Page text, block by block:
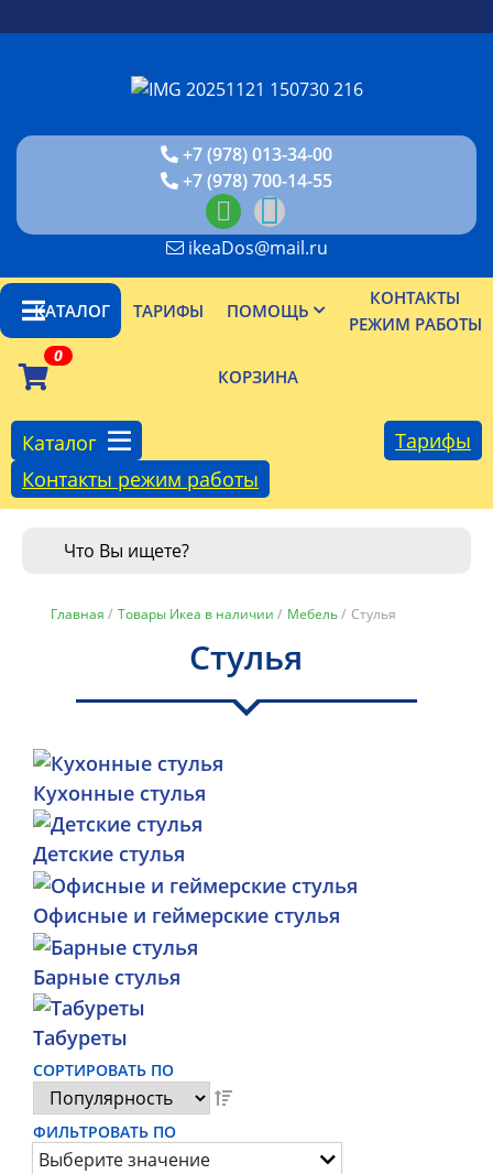
+7 (978) 013-34-00
+7 (978) 700-14-55
ikeaDos@mail.ru
КАТАЛОГ ТАРИФЫ ПОМОЩЬ
КОНТАКТЫ
РЕЖИМ РАБОТЫ
КОРЗИНА
0
Каталог
Тарифы
Контакты режим работы
Главная / Товары Икеа в наличии / Мебель/ Стулья
Стулья
Кухонные стулья
Детские стулья
Офисные и геймерские стулья
Барные стулья
Табуреты
СОРТИРОВАТЬ ПО
ФИЛЬТРОВАТЬ ПО
Выберите значение